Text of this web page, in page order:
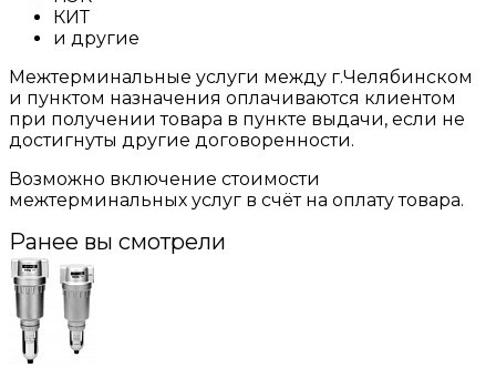
КИТ
и другие
Межтерминальные услуги между г.Челябинском
и пунктом назначения оплачиваются клиентом
при получении товара в пункте выдачи, если не
достигнуты другие договоренности.
Возможно включение стоимости
межтерминальных услуг в счёт на оплату товара.
Ранее вы смотрели